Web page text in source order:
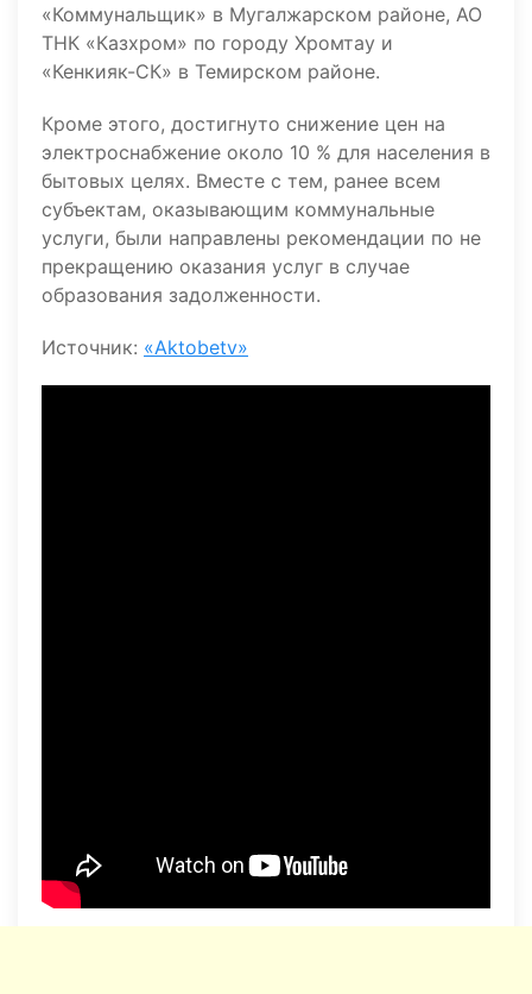
«Коммунальщик» в Мугалжарском районе, АО
ТНК «Казхром» по городу Хромтау и
«Кенкияк-СК» в Темирском районе.
Кроме этого, достигнуто снижение цен на
электроснабжение около 10 % для населения в
бытовых целях. Вместе с тем, ранее всем
субъектам, оказывающим коммунальные
услуги, были направлены рекомендации по не
прекращению оказания услуг в случае
образования задолженности.
Источник: «Aktobetv»